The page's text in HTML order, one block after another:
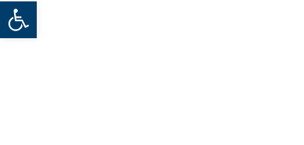
Werkzeugleiste öffnen